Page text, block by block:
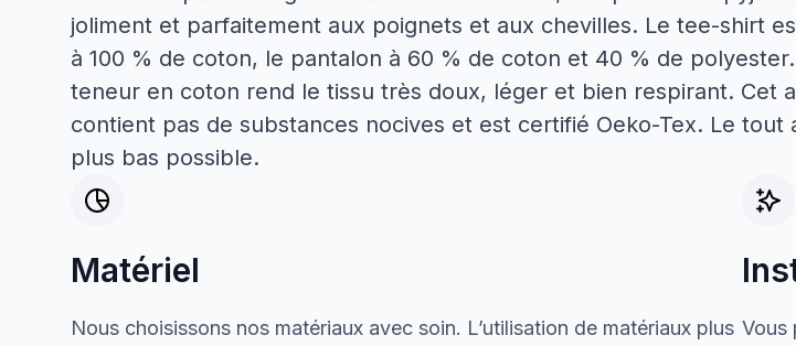
joliment et parfaitement aux poignets et aux chevilles. Le tee-shirt
à 100 % de coton, le pantalon à 60 % de coton et 40 % de
teneur en coton rend le tissu très doux, léger et bien respirant. Cet
contient pas de substances nocives et est certifié Oeko-Tex. Le tout
plus bas possible.
Matériel
Nous choisissons nos matériaux avec soin. L’utilisation de matériaux plus Vous